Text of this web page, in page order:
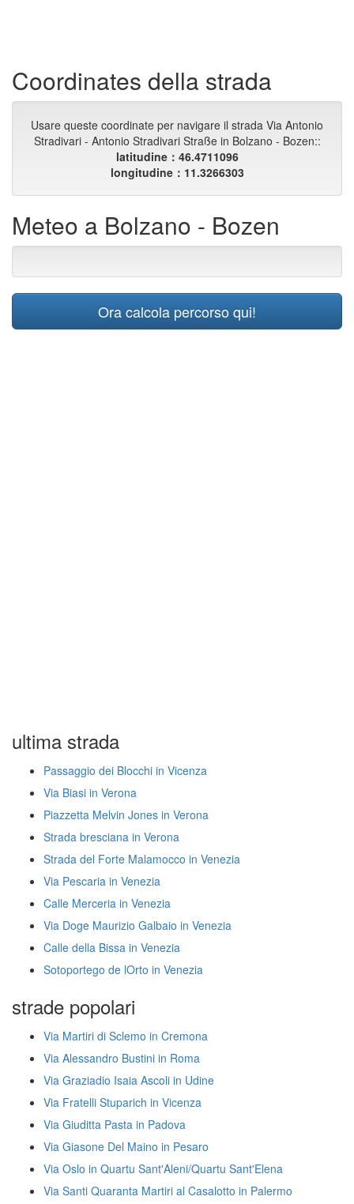
Coordinates della strada
Usare queste coordinate per navigare il strada Via Antonio
Stradivari - Antonio Stradivari Straße in Bolzano - Bozen::
latitudine：46.4711096
longitudine：11.3266303
Meteo a Bolzano - Bozen
Ora calcola percorso qui!
ultima strada
Passaggio dei Blocchi in Vicenza
Via Biasi in Verona
Piazzetta Melvin Jones in Verona
Strada bresciana in Verona
Strada del Forte Malamocco in Venezia
Via Pescaria in Venezia
Calle Merceria in Venezia
Via Doge Maurizio Galbaio in Venezia
Calle della Bissa in Venezia
Sotoportego de lOrto in Venezia
strade popolari
Via Martiri di Sclemo in Cremona
Via Alessandro Bustini in Roma
Via Graziadio Isaia Ascoli in Udine
Via Fratelli Stuparich in Vicenza
Via Giuditta Pasta in Padova
Via Giasone Del Maino in Pesaro
Via Oslo in Quartu Sant'Aleni/Quartu Sant'Elena
Via Santi Quaranta Martiri al Casalotto in Palermo